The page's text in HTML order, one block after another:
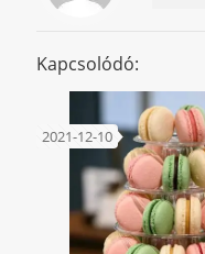
Kapcsolódó:
2021-12-10